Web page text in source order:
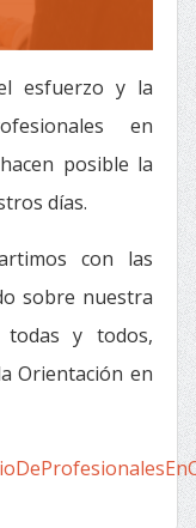
esfuerzo y la
en
posible la
días.
con las
sobre nuestra
y todos,
Orientación en